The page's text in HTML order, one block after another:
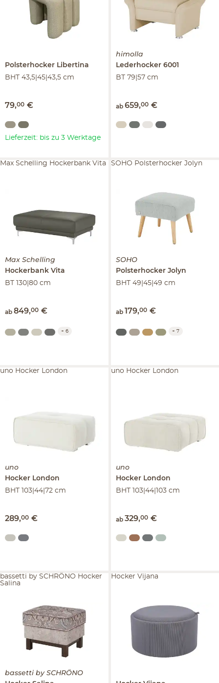
Polsterhocker Libertina
BHT 43,5|45|43,5 cm
79,00 €
Lieferzeit: bis zu 3 Werktage
himolla
Lederhocker 6001
BT 79|57 cm
ab 659,00 €
Max Schelling
Hockerbank Vita
BT 130|80 cm
ab 849,00 €
Max Schelling Hockerbank Vita
+ 6
SOHO
Polsterhocker Jolyn
BHT 49|45|49 cm
ab 179,00 €
SOHO Polsterhocker Jolyn
+ 7
uno
Hocker London
BHT 103|44|72 cm
289,00 €
uno Hocker London
uno
Hocker London
BHT 103|44|103 cm
ab 329,00 €
uno Hocker London
bassetti by SCHRÖNO
bassetti by SCHRÖNO Hocker
Salina
Hocker Vijana